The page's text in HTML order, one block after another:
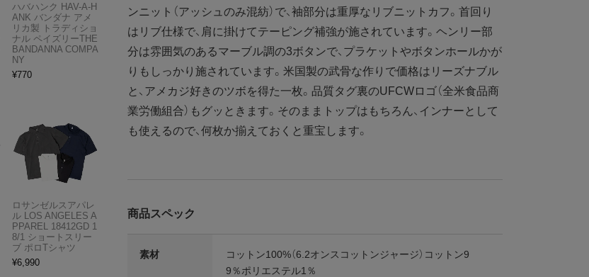
ンニット（アッシュのみ混紡）で、袖部分は重厚なリブニットカフ。首回り
はリブ仕様で、肩に掛けてテーピング補強が施されています。ヘンリー部
分は雰囲気のあるマーブル調の3ボタンで、プラケットやボタンホールかが
りもしっかり施されています。米国製の武骨な作りで価格はリーズナブル
と、アメカジ好きのツボを得た一枚。品質タグ裏のUFCWロゴ（全米食品商
業労働組合）もグッときます。そのままトップはもちろん、インナーとして
も使えるので、何枚か揃えておくと重宝します。
商品スペック
素材
コットン100%（6.2オンスコットンジャージ）コットン9
9％ポリエステル1％
ハバハンク HAV-A-H
ANK バンダナ アメ
リカ製 トラディショ
ナル ペイズリーTHE
BANDANNA COMPA
NY
¥770
ロサンゼルスアパレ
ル LOS ANGELES A
PPAREL 18412GD 1
8/1 ショートスリー
ブ ポロTシャツ
¥6,990